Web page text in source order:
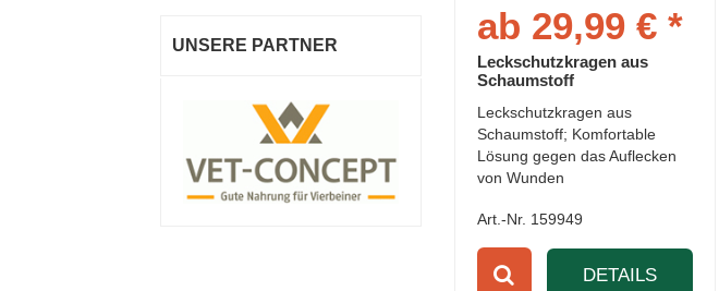
UNSERE PARTNER ab 29,99 € *
Leckschutzkragen aus
Schaumstoff
Leckschutzkragen aus
Schaumstoff; Komfortable
Lösung gegen das Auflecken
von Wunden
Art.-Nr. 159949
DETAILS